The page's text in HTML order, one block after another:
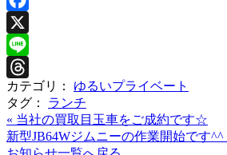
Facebook
X
Line
Threads
カテゴリ：
ゆるいプライベート
タグ：
ランチ
« 当社の買取目玉車をご成約です☆
新型JB64Wジムニーの作業開始です^^